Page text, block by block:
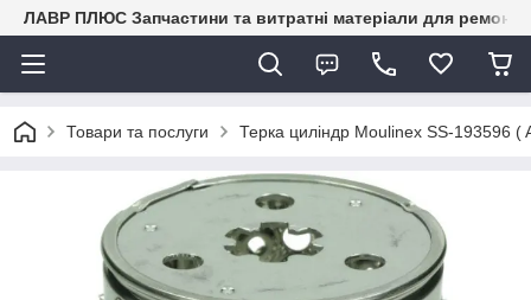
ЛАВР ПЛЮС Запчастини та витратні матеріали для ремонту
Товари та послуги Терка циліндр Moulinex SS-193596